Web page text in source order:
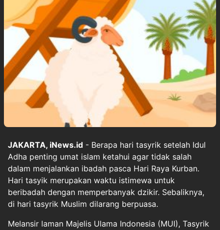
JAKARTA, iNews.id - Berapa hari tasyrik setelah Idul
Adha penting umat islam ketahui agar tidak salah
dalam menjalankan ibadah pasca Hari Raya Kurban.
Hari tasyik merupakan waktu istimewa untuk
beribadah dengan memperbanyak dzikir. Sebaliknya,
di hari tasyrik Muslim dilarang berpuasa.
Melansir laman Majelis Ulama Indonesia (MUI), Tasyrik